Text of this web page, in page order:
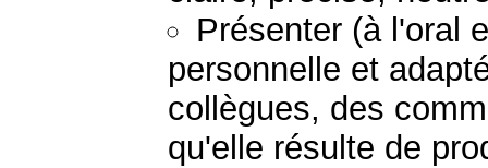
Présenter (à l'oral
personnelle et
collègues, des
qu'elle résulte de